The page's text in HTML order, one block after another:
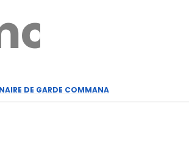
DE GARDE COMMANA